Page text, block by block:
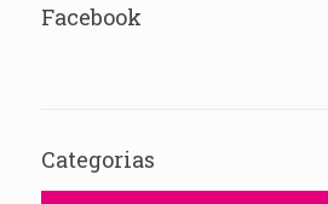
Facebook
Categorias